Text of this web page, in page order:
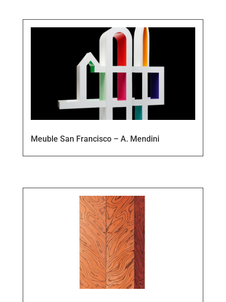
Meuble San Francisco – A. Mendini